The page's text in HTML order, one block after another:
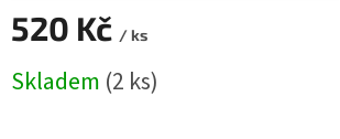
520 Kč / ks
cena:
Skladem (2 ks)